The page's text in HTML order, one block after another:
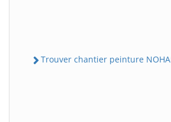
Trouver chantier peinture